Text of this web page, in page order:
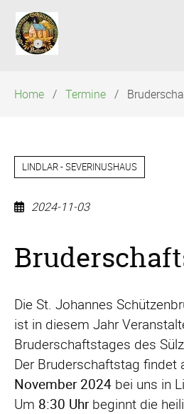
überspringen
Home Termine
LINDLAR - SEVERINUSHAUS
2024-11-03
Die St. Johannes
ist in diesem Jahr
Bruderschaftstages des
Der Bruderschaftstag findet
November 2024 bei uns in
Um 8:30 Uhrbeginnt die